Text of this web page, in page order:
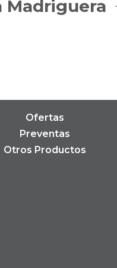
Madriguera
Ofertas
Preventas
Otros Productos